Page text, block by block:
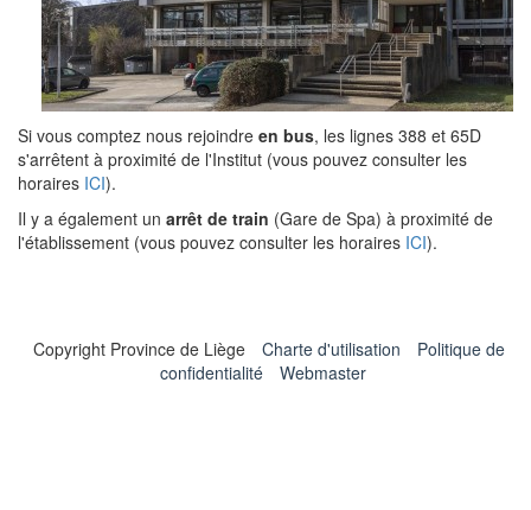
Si vous comptez nous rejoindre en bus, les lignes 388 et 65D
s'arrêtent à proximité de l'Institut (vous pouvez consulter les
horaires ICI).
Il y a également un arrêt de train (Gare de Spa) à proximité de
l'établissement (vous pouvez consulter les horaires ICI).
Copyright Province de Liège Charte d'utilisation
Politique de
confidentialité
Webmaster